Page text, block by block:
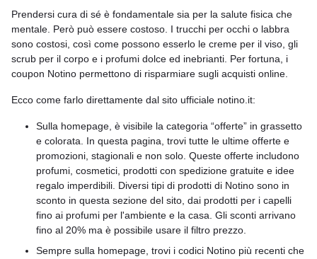
Prendersi cura di sé è fondamentale sia per la salute fisica che
mentale. Però può essere costoso. I trucchi per occhi o labbra
sono costosi, così come possono esserlo le creme per il viso, gli
scrub per il corpo e i profumi dolce ed inebrianti. Per fortuna, i
coupon Notino permettono di risparmiare sugli acquisti online.
Ecco come farlo direttamente dal sito ufficiale notino.it:
Sulla homepage, è visibile la categoria “offerte” in grassetto
e colorata. In questa pagina, trovi tutte le ultime offerte e
promozioni, stagionali e non solo. Queste offerte includono
profumi, cosmetici, prodotti con spedizione gratuite e idee
regalo imperdibili. Diversi tipi di prodotti di Notino sono in
sconto in questa sezione del sito, dai prodotti per i capelli
fino ai profumi per l'ambiente e la casa. Gli sconti arrivano
fino al 20% ma è possibile usare il filtro prezzo.
Sempre sulla homepage, trovi i codici Notino più recenti che